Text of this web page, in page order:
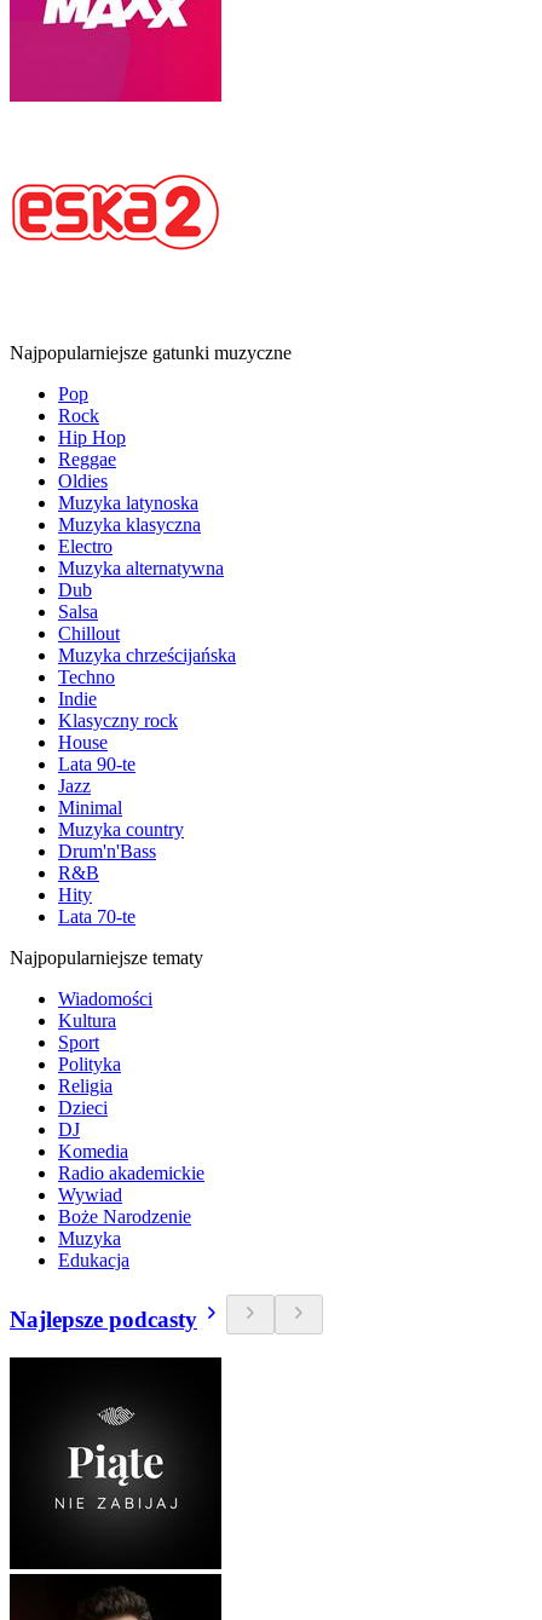
Najpopularniejsze gatunki muzyczne
Pop
Rock
Hip Hop
Reggae
Oldies
Muzyka latynoska
Muzyka klasyczna
Electro
Muzyka alternatywna
Dub
Salsa
Chillout
Muzyka chrześcijańska
Techno
Indie
Klasyczny rock
House
Lata 90-te
Jazz
Minimal
Muzyka country
Drum'n'Bass
R&B
Hity
Lata 70-te
Najpopularniejsze tematy
Wiadomości
Kultura
Sport
Polityka
Religia
Dzieci
DJ
Komedia
Radio akademickie
Wywiad
Boże Narodzenie
Muzyka
Edukacja
Najlepsze podcasty